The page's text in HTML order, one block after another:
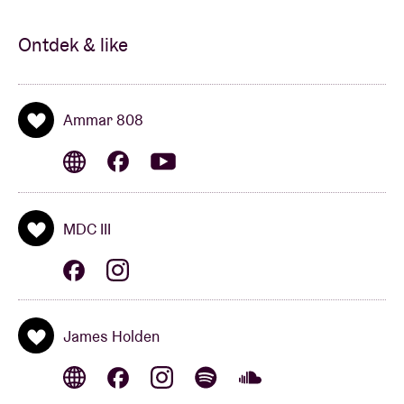
gastbijdrage van Sylvie Kreusch (Warhaus/Soldier’s
SOUNDTRACK BY: GERD DE WILDE PLAYS
BOUSSIPHONE RECORDS (b)
Als – naar eigen zeggen - James Holdens jongste
reflecteert, is het de taak van BRDCST om diep in het
Marokkaanse muzieklandschap te graven. Enter
Boussiphone Records. Oprichter Mohammed
Boussif lanceerde het label begin jaren ’50 en wordt
beschouwd als ‘ het Marokkaanse equivalent van
Alan Lomax die het muzikale erfgoed van de
Maghreb vastlegde.’ (Gonzo Circus)
Ontdek & like
Ammar 808
MDC III
James Holden